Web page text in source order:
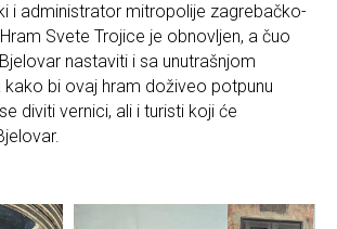
i administrator mitropolije zagrebačko-
Svete Trojice je obnovljen, a čuo
nastaviti i sa unutrašnjom
bi ovaj hram doživeo potpunu
diviti vernici, ali i turisti koji će